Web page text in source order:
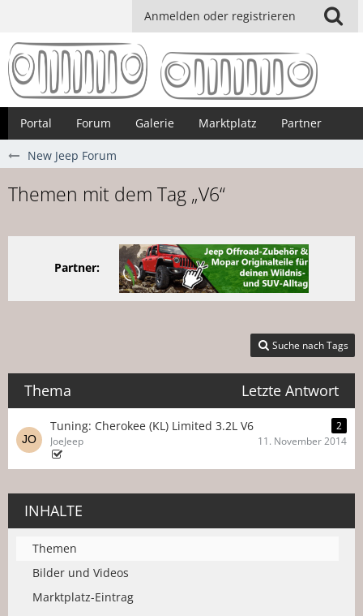
Anmelden oder registrieren
Portal Forum Galerie Marktplatz Partner
New Jeep Forum
Themen mit dem Tag „V6“
Partner:
Suche nach Tags
Thema Letzte Antwort
Tuning: Cherokee (KL) Limited 3.2L V6
2
JoeJeep
11. November 2014
INHALTE
Themen
Bilder und Videos
Marktplatz-Eintrag